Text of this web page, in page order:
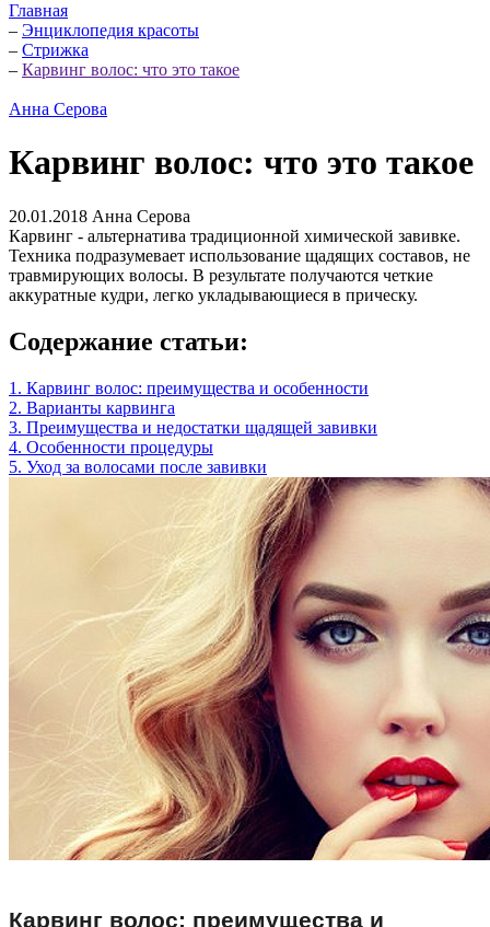
Главная
– Энциклопедия красоты
– Стрижка
– Карвинг волос: что это такое
Анна Серова
Карвинг волос: что это такое
20.01.2018 Анна Серова
Карвинг - альтернатива традиционной химической завивке.
Техника подразумевает использование щадящих составов, не
травмирующих волосы. В результате получаются четкие
аккуратные кудри, легко укладывающиеся в прическу.
Содержание статьи:
1. Карвинг волос: преимущества и особенности
2. Варианты карвинга
3. Преимущества и недостатки щадящей завивки
4. Особенности процедуры
5. Уход за волосами после завивки
Карвинг волос: преимущества и